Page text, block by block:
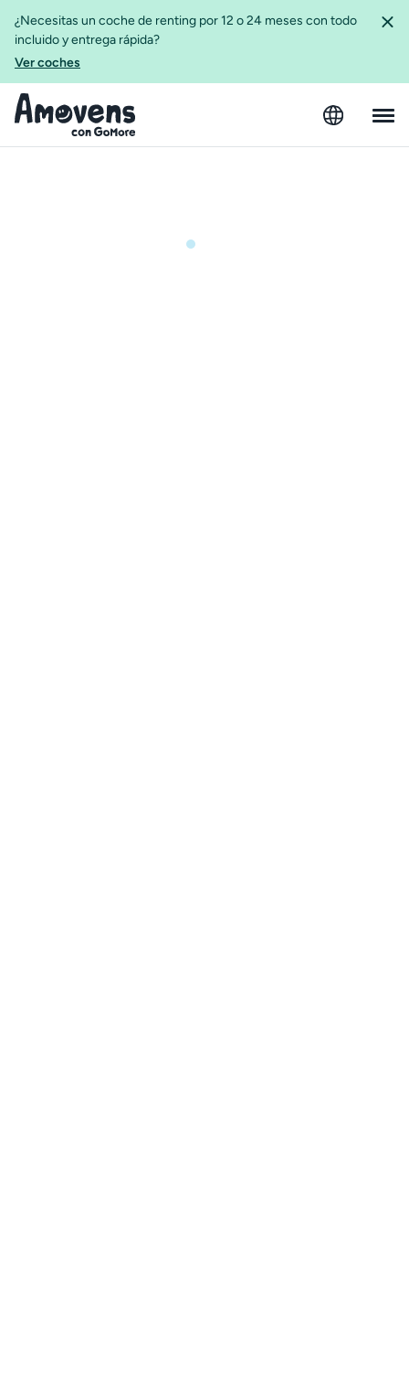
¿Necesitas un coche de renting por 12 o 24 meses con todo
incluido y entrega rápida?
Ver coches